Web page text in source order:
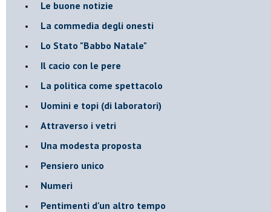
Le buone notizie
La commedia degli onesti
Lo Stato "Babbo Natale"
Il cacio con le pere
La politica come spettacolo
Uomini e topi (di laboratori)
Attraverso i vetri
Una modesta proposta
Pensiero unico
Numeri
Pentimenti d'un altro tempo